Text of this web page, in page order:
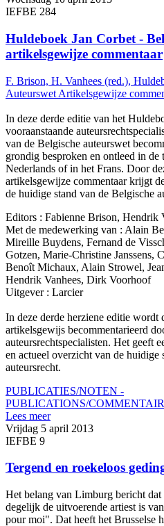
IEFBE 284
Huldeboek Jan Corbet -
artikelsgewijze commentaar
F. Brison, H. Vanhees (red.),
Auteurswet Artikelsgewijze
In deze derde editie van het
vooraanstaande
van de Belgische auteurswet
grondig besproken en ontleed in
Nederlands of in het Frans. Door
artikelsgewijze commentaar krijgt
de huidige stand van de Belgische
Editors : Fabienne Brison, Hendrik
Met de medewerking van : Alain
Mireille Buydens, Fernand de
Gotzen, Marie-Christine Janssens,
Benoît Michaux, Alain Strowel,
Hendrik Vanhees, Dirk Voorhoof
Uitgever : Larcier
In deze derde herziene editie wordt
artikelsgewijs becommentarieerd
auteursrechtspecialisten. Het geeft
en actueel overzicht van de huidige
auteursrecht.
PUBLICATIES/NOTEN -
PUBLICATIONS/
Lees meer
Vrijdag 5 april 2013
IEFBE 9
Tergend en roekeloos
Het belang van Limburg bericht
degelijk de uitvoerende artiest is
pour moi". Dat heeft het Brusselse